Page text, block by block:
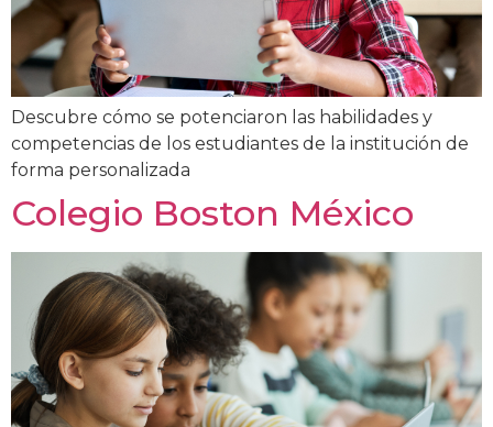
Descubre cómo se potenciaron las habilidades y
competencias de los estudiantes de la institución de
forma personalizada
Colegio Boston México